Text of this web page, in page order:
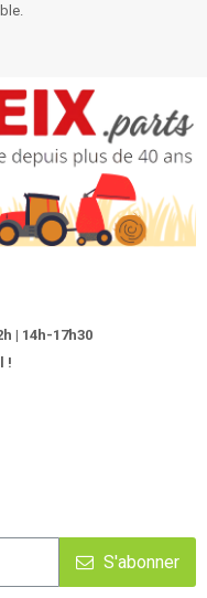
| 14h-17h30
!
S'abonner